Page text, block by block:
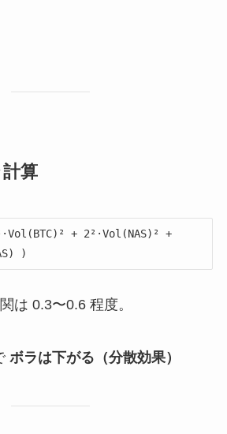
算
+ 2²·Vol(NAS)² +
は 0.3〜0.6 程度。
ボラは下がる（分散効果）